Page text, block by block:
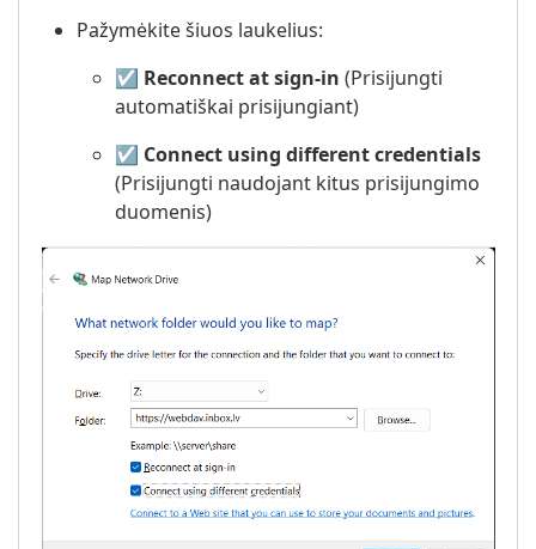
Pažymėkite šiuos laukelius:
☑️ Reconnect at sign-in (Prisijungti
automatiškai prisijungiant)
☑️ Connect using different credentials
(Prisijungti naudojant kitus prisijungimo
duomenis)